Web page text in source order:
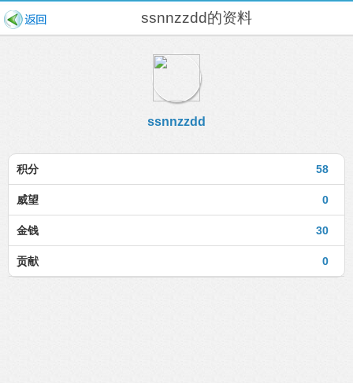
ssnnzzdd的资料
ssnnzzdd
58
积分
0
威望
30
金钱
0
贡献